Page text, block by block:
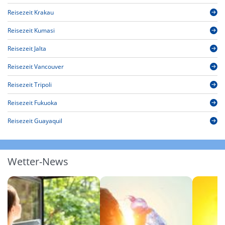
Reisezeit Krakau
Reisezeit Kumasi
Reisezeit Jalta
Reisezeit Vancouver
Reisezeit Tripoli
Reisezeit Fukuoka
Reisezeit Guayaquil
Wetter-News